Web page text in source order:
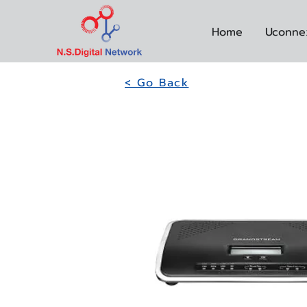
Home
< Go Back